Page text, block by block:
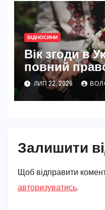
ВІДНОСИНИ
Вік згоди в
повний
ЛИП 22, 2026
Залишити
Щоб відправити
авторизуватись.